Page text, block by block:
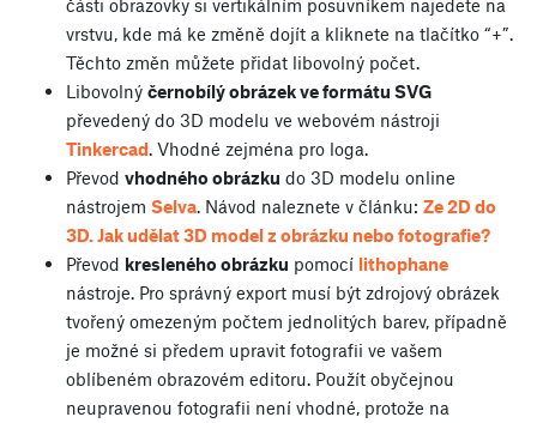
části obrazovky si vertikálním posuvníkem najedete na
vrstvu, kde má ke změně dojít a kliknete na tlačítko “+”.
Těchto změn můžete přidat libovolný počet.
Libovolný černobílý obrázek ve formátu SVG
převedený do 3D modelu ve webovém nástroji
Tinkercad. Vhodné zejména pro loga.
Převod vhodného obrázku do 3D modelu online
nástrojem Selva. Návod naleznete v článku: Ze 2D do
3D. Jak udělat 3D model z obrázku nebo fotografie?
Převod kresleného obrázku pomocí lithophane
nástroje. Pro správný export musí být zdrojový obrázek
tvořený omezeným počtem jednolitých barev, případně
je možné si předem upravit fotografii ve vašem
oblíbeném obrazovém editoru. Použít obyčejnou
neupravenou fotografii není vhodné, protože na